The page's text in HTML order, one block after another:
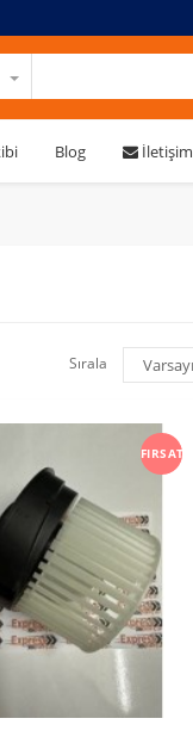
Blog İletişim
Sırala
FIRSAT